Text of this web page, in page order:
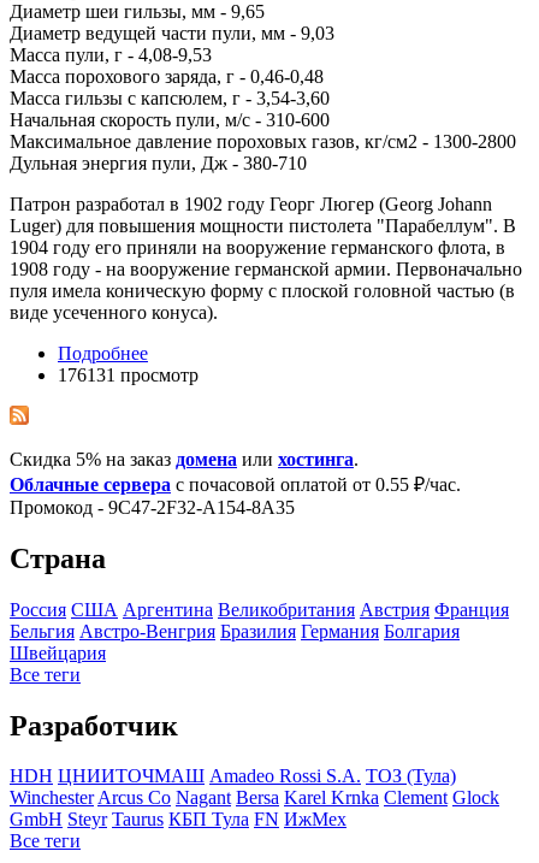
Диаметр шеи гильзы, мм - 9,65
Диаметр ведущей части пули, мм - 9,03
Масса пули, г - 4,08-9,53
Масса порохового заряда, г - 0,46-0,48
Масса гильзы с капсюлем, г - 3,54-3,60
Начальная скорость пули, м/с - 310-600
Максимальное давление пороховых газов, кг/см2 - 1300-2800
Дульная энергия пули, Дж - 380-710
Патрон разработал в 1902 году Георг Люгер (Georg Johann
Luger) для повышения мощности пистолета "Парабеллум". В
1904 году его приняли на вооружение германского флота, в
1908 году - на вооружение германской армии. Первоначально
пуля имела коническую форму с плоской головной частью (в
виде усеченного конуса).
Подробнее
176131 просмотр
Скидка 5% на заказ домена или хостинга.
Облачные сервера с почасовой оплатой от 0.55 ₽/час.
Промокод - 9C47-2F32-A154-8A35
Страна
Росcия США Аргентина Великобритания Австрия Франция
Бельгия Австро-Венгрия Бразилия Германия Болгария
Швейцария
Все теги
Разработчик
HDH ЦНИИТОЧМАШ Amadeo Rossi S.A. ТОЗ (Тула)
WinchesterArcus Co Nagant Bersa Karel Krnka Clement Glock
GmbH Steyr Taurus КБП Тула FN ИжМех
Все теги